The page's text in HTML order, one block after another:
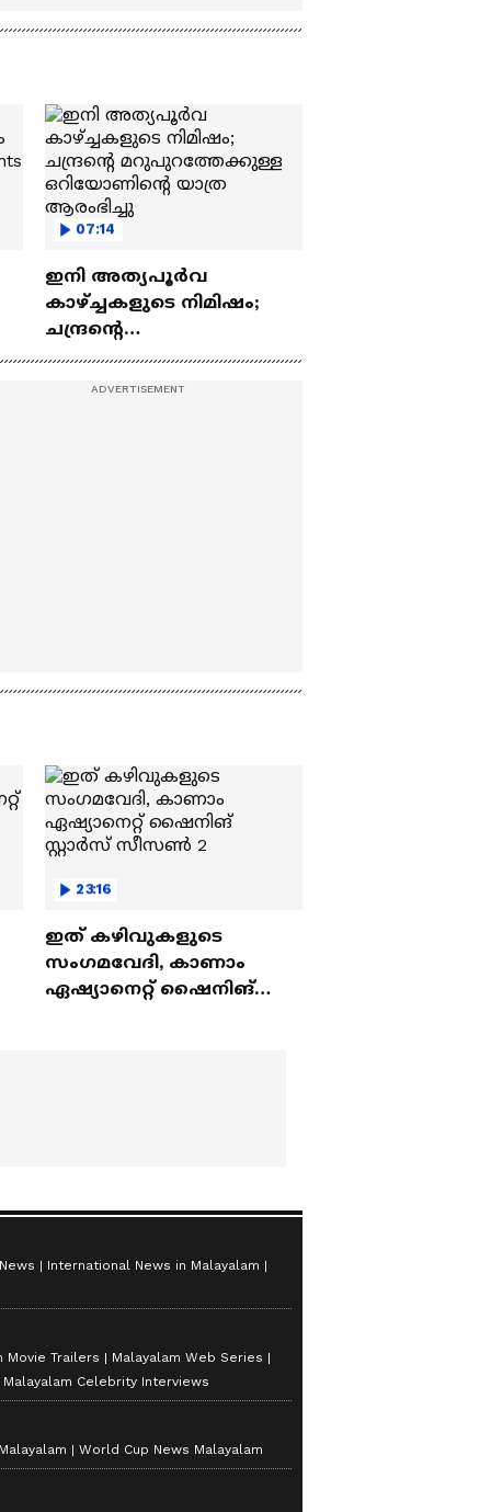
07:14
ഇനി അത്യപൂര്‍വ
കാഴ്ച്ചകളുടെ നിമിഷം;
ചന്ദ്രന്റെ
23:16
ഇത് കഴിവുകളുടെ
സംഗമവേദി, കാണാം
ഏഷ്യാനെറ്റ് ഷൈനിങ്
International News in Malayalam
Movie Trailers
Malayalam Web Series
Malayalam Celebrity Interviews
World Cup News Malayalam